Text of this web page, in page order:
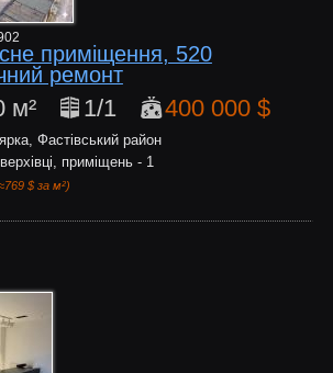
приміщення, 520
ремонт
м² 1/1 400 000 $
Фастівський район
приміщень - 1
$ за м²)